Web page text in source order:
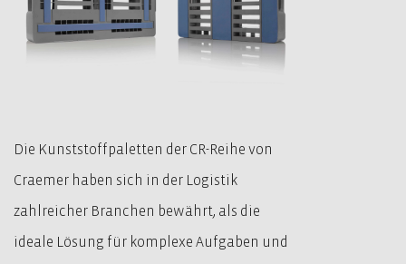
Die Kunststoffpaletten der CR-Reihe von
Craemer haben sich in der Logistik
zahlreicher Branchen bewährt, als die
ideale Lösung für komplexe Aufgaben und